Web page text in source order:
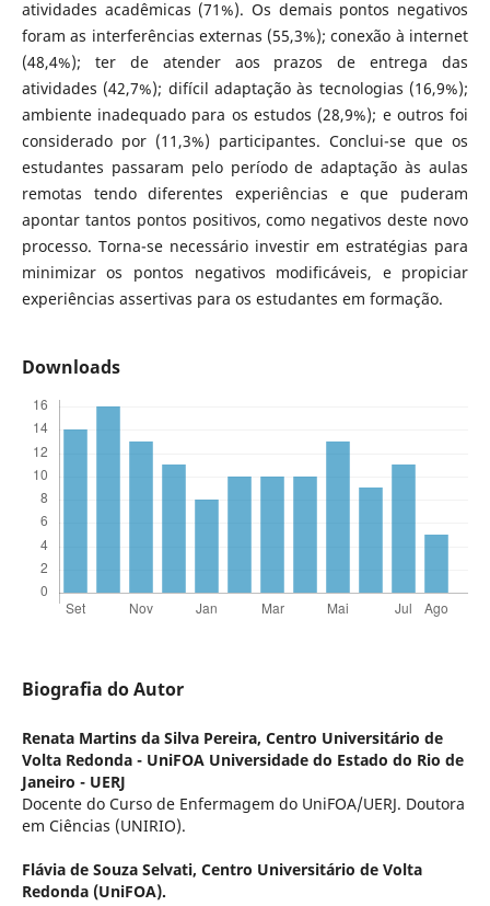
atividades acadêmicas (71%). Os demais pontos negativos
foram as interferências externas (55,3%); conexão à internet
(48,4%); ter de atender aos prazos de entrega das
atividades (42,7%); difícil adaptação às tecnologias (16,9%);
ambiente inadequado para os estudos (28,9%); e outros foi
considerado por (11,3%) participantes. Conclui-se que os
estudantes passaram pelo período de adaptação às aulas
remotas tendo diferentes experiências e que puderam
apontar tantos pontos positivos, como negativos deste novo
processo. Torna-se necessário investir em estratégias para
minimizar os pontos negativos modificáveis, e propiciar
experiências assertivas para os estudantes em formação.
Downloads
Biografia do Autor
Renata Martins da Silva Pereira, Centro Universitário de
Volta Redonda - UniFOA Universidade do Estado do Rio de
Janeiro - UERJ
Docente do Curso de Enfermagem do UniFOA/UERJ. Doutora
em Ciências (UNIRIO).
Flávia de Souza Selvati, Centro Universitário de Volta
Redonda (UniFOA).